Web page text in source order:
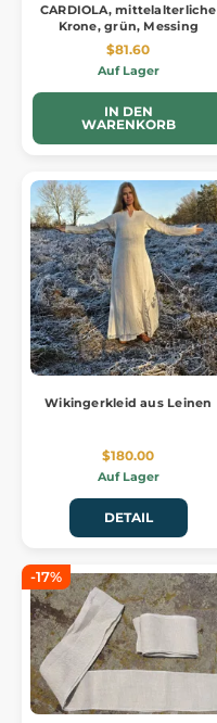
CARDIOLA, mittelalterliche
Krone, grün, Messing
$81.60
Auf Lager
IN DEN
WARENKORB
Wikingerkleid aus Leinen
$180.00
Auf Lager
DETAIL
-17%